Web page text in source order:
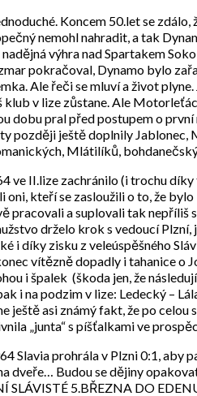
Koncem 50.let se
nemohl nahradit, a tak
výhra nad Spartakem
pokračoval, Dynamo bylo
Ale řeči se mluví a život
klub v lize zůstane. Ale
dobu pral před postupem o
později ještě doplnily
Mlátilíků,
ve II.lize zachránilo (i trochu
kteří se zasloužili o to, že
pracovali a suplovali tak
drželo krok s vedoucí
i díky zisku z veleúspěšného
vítězně dopadly i tahanice o
i špalek (škoda jen, že
i na podzim v lize: Ledecký –
ještě asi známý fakt, že po celou
„junta“ s píšťalkami ve
Slavia prohrála v Plzni 0:1,
dveře… Budou se dějiny
SLÁVISTÉ 5.BŘEZNA DO